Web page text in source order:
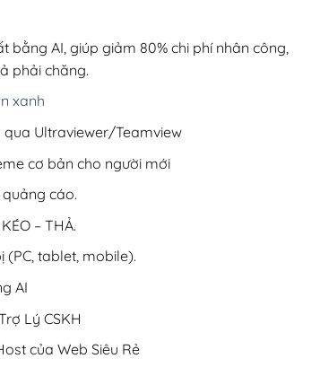
bằng AI, giúp giảm 80% chi phí nhân công,
phải chăng.
xanh
Ultraviewer/Teamview
cơ bản cho người mới
quảng cáo.
– THẢ.
(PC, tablet, mobile).
AI
Lý CSKH
của Web Siêu Rẻ